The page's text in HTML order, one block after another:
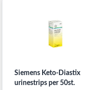
Siemens Keto-Diastix
urinestrips per 50st.